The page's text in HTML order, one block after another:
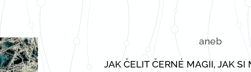
aneb
JAK ČELIT ČERNÉ MAGII, JAK SI